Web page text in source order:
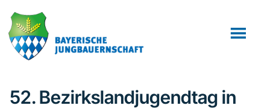
Inhalt
springen
Fußzeile
springen
52. Bezirkslandjugendtag in